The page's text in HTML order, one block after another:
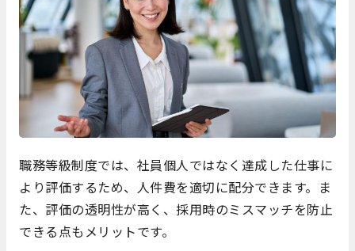
職務等級制度では、社員個人ではなく達成した仕事に
より評価するため、人件費を適切に配分できます。ま
た、評価の透明性が高く、採用時のミスマッチを防止
できる点もメリットです。